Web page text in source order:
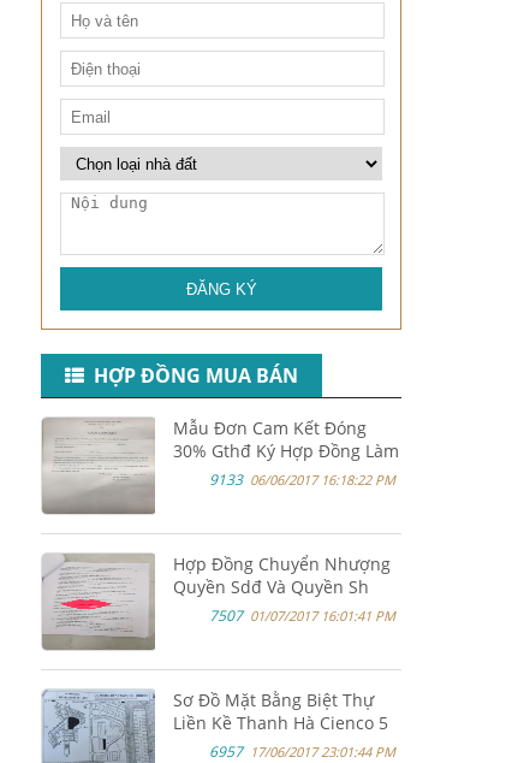
ĐĂNG KÝ
HỢP ĐỒNG MUA BÁN
Mẫu Đơn Cam Kết Đóng
30% Gthđ Ký Hợp Đồng Làm
Hồ Sơ Vay Vốn Ngân Hàng
9133 06/06/2017 16:18:22 PM
Hợp Đồng Chuyển Nhượng
Quyền Sdđ Và Quyền Sh
Nhà Ở Biệt Thự Thanh Hà
7507 01/07/2017 16:01:41 PM
Sơ Đồ Mặt Bằng Biệt Thự
Liền Kề Thanh Hà Cienco 5
Mường Thanh
6957 17/06/2017 23:01:44 PM